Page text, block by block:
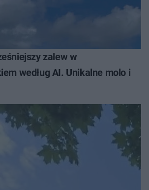
zalew w
według AI. Unikalne molo i